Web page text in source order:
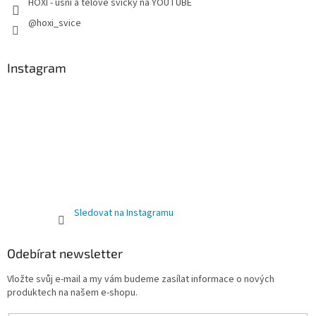
@hoxi_svice
Instagram
Sledovat na Instagramu
Odebírat newsletter
Vložte svůj e-mail a my vám budeme zasílat informace o nových
produktech na našem e-shopu.